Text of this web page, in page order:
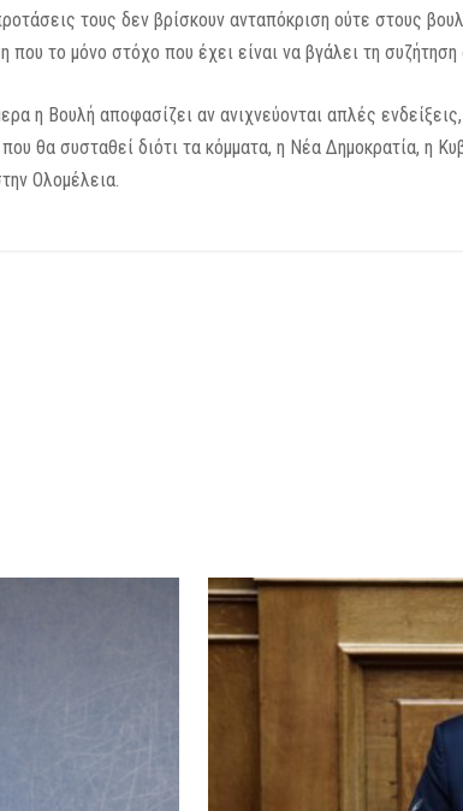
τους δεν βρίσκουν ανταπόκριση ούτε στους
το μόνο στόχο που έχει είναι να βγάλει τη
η Βουλή αποφασίζει αν ανιχνεύονται απλές
θα συσταθεί διότι τα κόμματα, η Νέα Δημοκρατία, η
Ολομέλεια.